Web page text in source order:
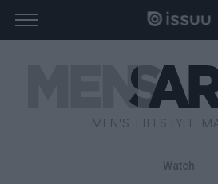
MEN'S LIFESTYLE
Watch